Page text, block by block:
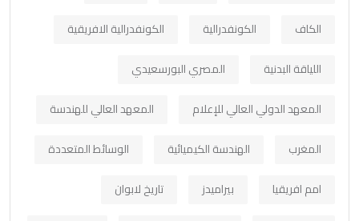
الكاف
الكونفدرالية
الكونفدرالية الافريقية
اللياقة البدنية
المصري البورسعيدي
المعهد الدولي العالي للإعلام
المعهد العالي للهندسة
المغرب
الهندسة الكيميائية
الوسائط المتعددة
امم افريقيا
بيراميدز
تاريخ لابوان